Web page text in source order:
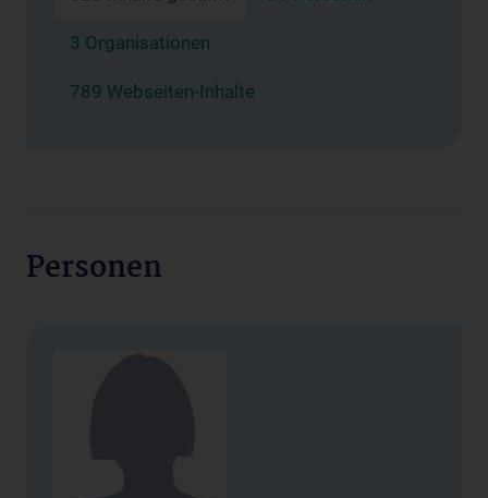
3 Organisationen
789 Webseiten-Inhalte
Personen